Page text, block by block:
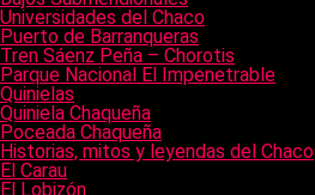
Universidades del Chaco
Puerto de Barranqueras
Tren Sáenz Peña – Chorotis
Parque Nacional El Impenetrable
Quinielas
Quiniela Chaqueña
Poceada Chaqueña
Historias, mitos y leyendas del Chaco
El Carau
El Lobizón